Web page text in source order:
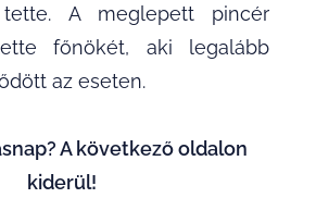
A meglepett pincér
főnökét, aki legalább
az eseten.
A következő oldalon
kiderül!